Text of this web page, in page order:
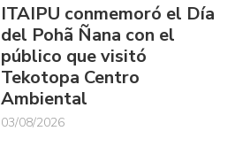
ITAIPU conmemoró el Día
del Pohã Ñana con el
público que visitó
Tekotopa Centro
Ambiental
03/08/2026